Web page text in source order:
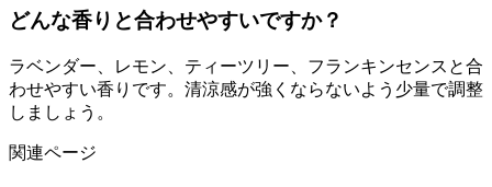
どんな香りと合わせやすいですか？
ラベンダー、レモン、ティーツリー、フランキンセンスと合
わせやすい香りです。清涼感が強くならないよう少量で調整
しましょう。
関連ページ